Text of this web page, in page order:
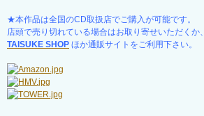
★本作品は全国のCD取扱店でご購入が可能です。
店頭で売り切れている場合はお取り寄せいただくか、
TAISUKE SHOP ほか通販サイトをご利用下さい。